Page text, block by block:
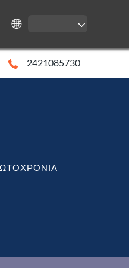
2421085730